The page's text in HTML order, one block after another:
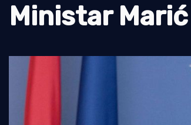
Tradicija i kultura
Ministar